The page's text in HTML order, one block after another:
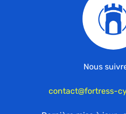
Nous
contact@fortress-